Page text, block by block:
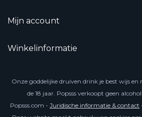
Mijn account
Winkelinformatie
Onze goddelijke druiven drink je best wijs
de 18 jaar. Popsss verkoopt geen
Popsss.com - Juridische informatie & contact